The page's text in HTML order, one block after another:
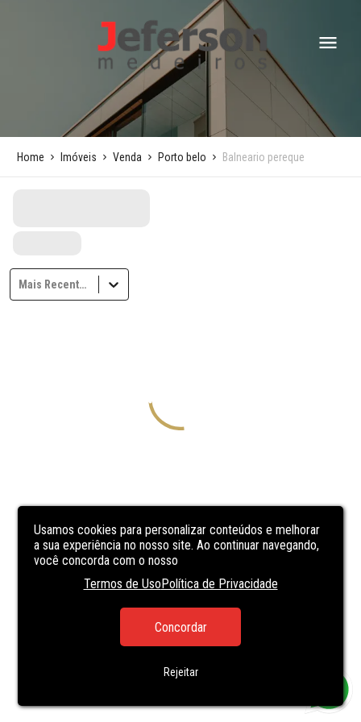
Usamos cookies para personalizar conteúdos e melhorar
a sua experiência no nosso site. Ao continuar navegando,
você concorda com o nosso
Termos de UsoPolítica de Privacidade
Concordar
Rejeitar
Home Imóveis Venda Porto belo Balneario pereque
Mais Recentes